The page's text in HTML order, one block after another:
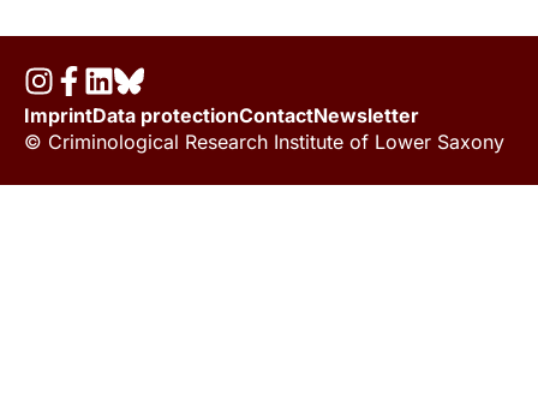
ImprintData protectionContactNewsletter
© Criminological Research Institute of Lower Saxony